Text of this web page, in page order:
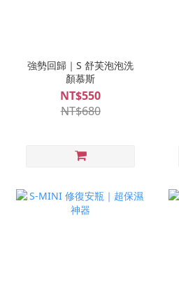
強勢回歸｜S 舒芙泡泡洗
顏慕斯
NT$550
NT$680